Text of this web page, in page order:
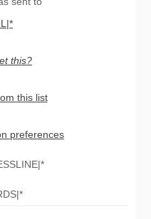
this?
this list
preferences